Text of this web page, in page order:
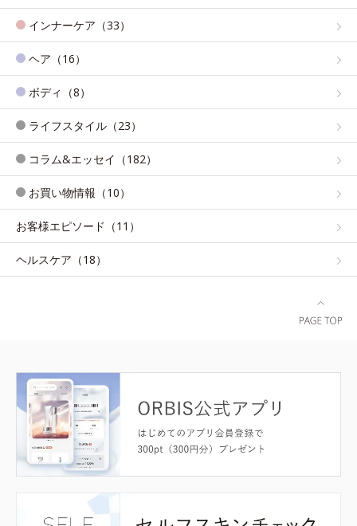
インナーケア（33）
ヘア（16）
ボディ（8）
ライフスタイル（23）
コラム&エッセイ（182）
お買い物情報（10）
お客様エピソード（11）
ヘルスケア（18）